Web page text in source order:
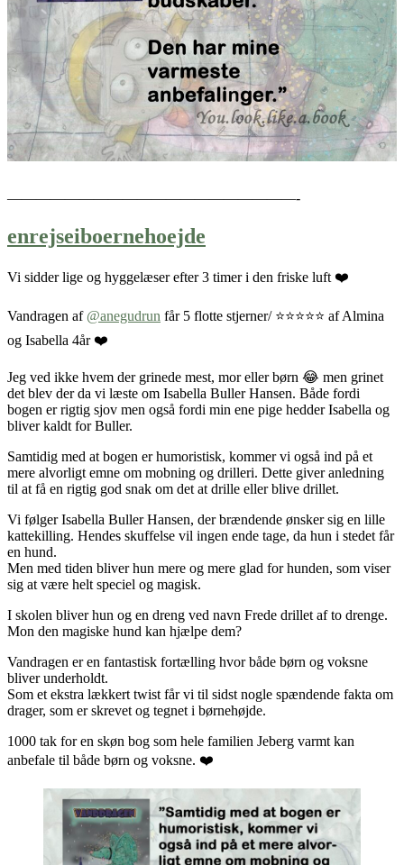
————————————————————-
enrejseiboernehoejde
Vi sidder lige og hyggelæser efter 3 timer i den friske luft ❤️
Vandragen af @anegudrun får 5 flotte stjerner/ ⭐️⭐️⭐️⭐️⭐️ af Almina
og Isabella 4år ❤️
Jeg ved ikke hvem der grinede mest, mor eller børn 😂 men grinet
det blev der da vi læste om Isabella Buller Hansen. Både fordi
bogen er rigtig sjov men også fordi min ene pige hedder Isabella og
bliver kaldt for Buller.
Samtidig med at bogen er humoristisk, kommer vi også ind på et
mere alvorligt emne om mobning og drilleri. Dette giver anledning
til at få en rigtig god snak om det at drille eller blive drillet.
Vi følger Isabella Buller Hansen, der brændende ønsker sig en lille
kattekilling. Hendes skuffelse vil ingen ende tage, da hun i stedet får
en hund.
Men med tiden bliver hun mere og mere glad for hunden, som viser
sig at være helt speciel og magisk.
I skolen bliver hun og en dreng ved navn Frede drillet af to drenge.
Mon den magiske hund kan hjælpe dem?
Vandragen er en fantastisk fortælling hvor både børn og voksne
bliver underholdt.
Som et ekstra lækkert twist får vi til sidst nogle spændende fakta om
drager, som er skrevet og tegnet i børnehøjde.
1000 tak for en skøn bog som hele familien Jeberg varmt kan
anbefale til både børn og voksne. ❤️